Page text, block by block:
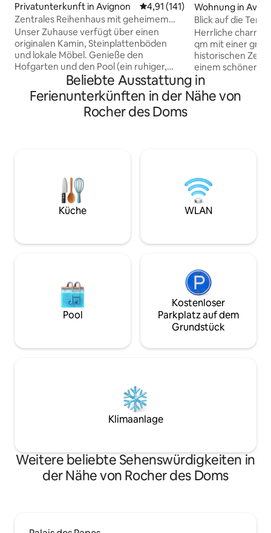
Privatunterkunft in Avignon Durchschnittliche Bewertung:
4,91 (141)
Zentrales Reihenhaus mit geheimem
Innenhof und Pool
Unser Zuhause verfügt über einen
originalen Kamin, Steinplattenböden
und lokale Möbel. Genieße den
Hofgarten und den Pool (ein ruhiger,
entspannender Raum, unsere Nachbarn
schätzen ihre Ruhe auch). Die
Nachbarschaft ist ruhig, aber
Sehenswürdigkeiten wie der Pont
es wird großartig sein, die Provence
tagsüber zu erkunden und jeden Abend
in deine ruhige Oase zurückzukehren.
Wohnung in
Blick auf die
Stadtzentrum.
Herrliche
qm mit einer
historischen
einem schönen
Päpstenpalast, in
Personen. Du
werden zur
Check-in ist
21:00 Uhr und
Uhr.
Beliebte Ausstattung in
Ferienunterkünften in der Nähe von
Rocher des Doms
Küche WLAN
Pool
Kostenloser
Parkplatz auf dem
Grundstück
Klimaanlage
Weitere beliebte Sehenswürdigkeiten in
der Nähe von Rocher des Doms